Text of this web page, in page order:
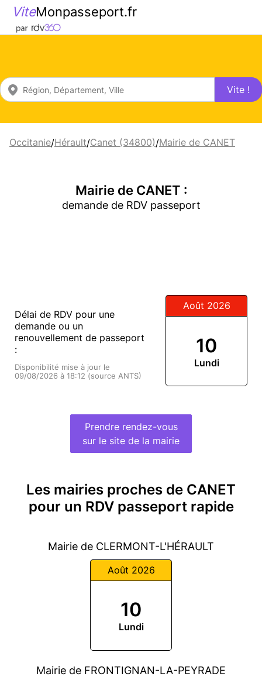
ViteMonpasseport.fr
Vite !
Occitanie/Hérault/Canet (34800)/Mairie de CANET
Mairie de CANET :
demande de RDV passeport
Délai de RDV pour une
demande ou un
renouvellement de passeport
:
Disponibilité mise à jour le
09/08/2026 à 18:12 (source ANTS)
Août 2026
10
Lundi
Prendre rendez-vous
sur le site de la mairie
Les mairies proches de CANET
pour un RDV passeport rapide
Mairie de CLERMONT-L'HÉRAULT
Août 2026
10
Lundi
Mairie de FRONTIGNAN-LA-PEYRADE